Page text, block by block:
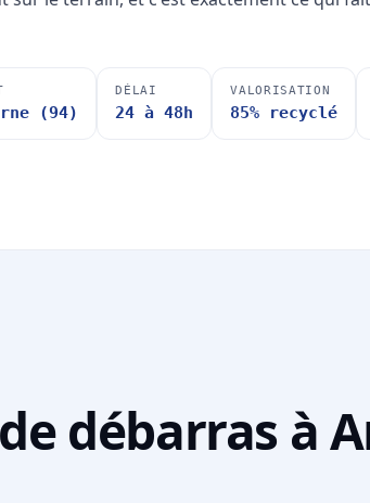
(94)
DÉLAI
24 à 48h
VALORISATION
85% recyclé
débarras à